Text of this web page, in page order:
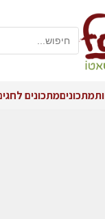
מתכוניםמתכונים